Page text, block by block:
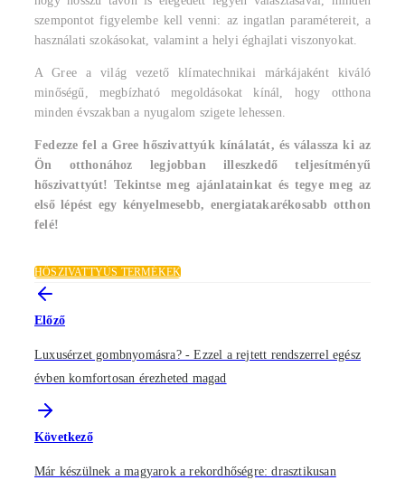
szempontot figyelembe kell venni: az ingatlan paramétereit, a
használati szokásokat, valamint a helyi éghajlati viszonyokat.
A Gree a világ vezető klímatechnikai márkájaként kiváló
minőségű, megbízható megoldásokat kínál, hogy otthona
minden évszakban a nyugalom szigete lehessen.
Fedezze fel a Gree hőszivattyúk kínálatát, és válassza ki az
Ön otthonához legjobban illeszkedő teljesítményű
hőszivattyút! Tekintse meg ajánlatainkat és tegye meg az
első lépést egy kényelmesebb, energiatakarékosabb otthon
felé!
HŐSZIVATTYÚS TERMÉKEK
Előző
Luxusérzet gombnyomásra? - Ezzel a rejtett rendszerrel egész
évben komfortosan érezheted magad
Következő
Már készülnek a magyarok a rekordhőségre: drasztikusan